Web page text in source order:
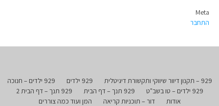
Meta
התחבר
929 – תקנון דיוור שיווקי ותקשורת דיגיטלית 929 ילדים
929 ילדים – חנוכה
929 ילדים – טו בשב"ט
929 תנך – דף הבית
929 תנך – דף הבית 2
אודות
דור – תוכניות קריאה
המן ועוד כמה צוררים